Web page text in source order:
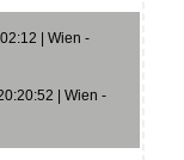
| Wien -
| Wien -